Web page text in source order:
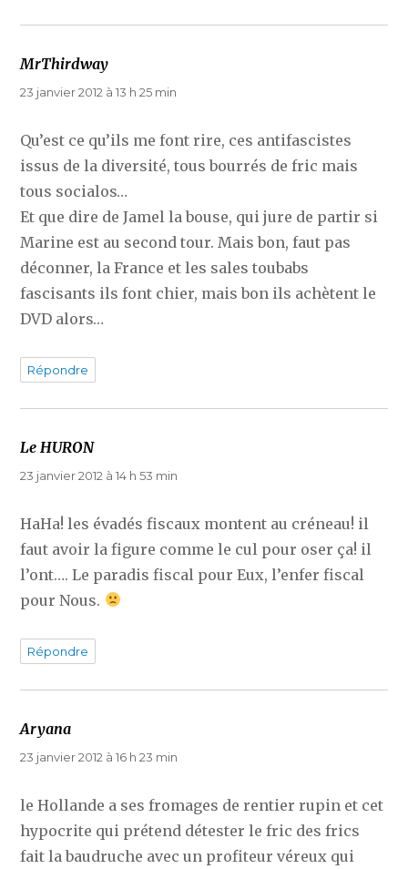
MrThirdway
23 janvier 2012 à 13 h 25 min
Qu’est ce qu’ils me font rire, ces antifascistes
issus de la diversité, tous bourrés de fric mais
tous socialos…
Et que dire de Jamel la bouse, qui jure de partir si
Marine est au second tour. Mais bon, faut pas
déconner, la France et les sales toubabs
fascisants ils font chier, mais bon ils achètent le
DVD alors…
Répondre
Le HURONdit :
23 janvier 2012 à 14 h 53 min
HaHa! les évadés fiscaux montent au créneau! il
faut avoir la figure comme le cul pour oser ça! il
l’ont…. Le paradis fiscal pour Eux, l’enfer fiscal
pour Nous.
Répondre
Aryana
23 janvier 2012 à 16 h 23 min
le Hollande a ses fromages de rentier rupin et cet
hypocrite qui prétend détester le fric des frics
fait la baudruche avec un profiteur véreux qui